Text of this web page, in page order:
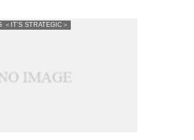
まい...
＜IT'S STRATEGIC＞